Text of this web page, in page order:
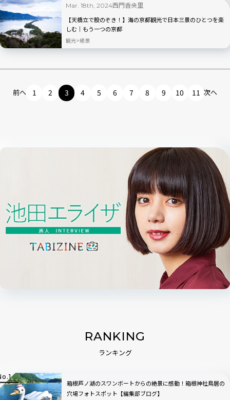
Mar. 18th, 2024西門香央里
【天橋立で股のぞき！】海の京都観光で日本三景のひとつを楽
しむ｜もう一つの京都
観光 絶景
前へ 1 2 3 4 5 6 7 8 9 10 11 次へ
RANKING
ランキング
箱根芦ノ湖のスワンボートからの絶景に感動！箱根神社鳥居の
穴場フォトスポット【編集部ブログ】